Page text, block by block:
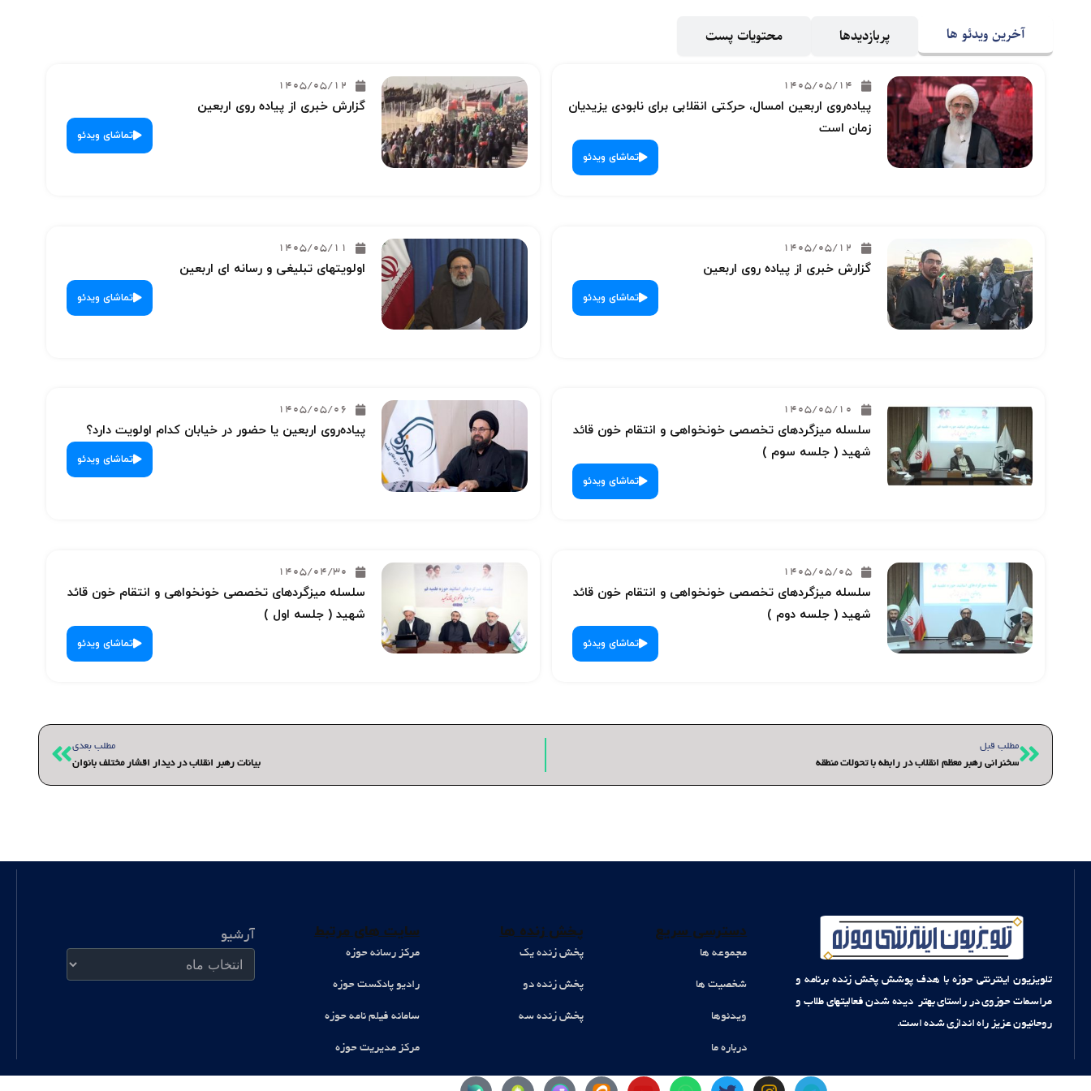
آخرین ویدئو ها پربازدیدها محتویات پست
1405/05/14
پیاده‌روی اربعین امسال، حرکتی انقلابی برای نابودی یزیدیان
زمان است
تماشای ویدئو
1405/05/12
گزارش خبری از پیاده روی اربعین
تماشای ویدئو
1405/05/12
گزارش خبری از پیاده روی اربعین
تماشای ویدئو
1405/05/11
اولویتهای تبلیغی و رسانه ای اربعین
تماشای ویدئو
1405/05/10
سلسله میزگردهای تخصصی خونخواهی و انتقام خون قائد
شهید ( جلسه سوم )
تماشای ویدئو
1405/05/06
پیاده‌روی اربعین یا حضور در خیابان کدام اولویت دارد؟
تماشای ویدئو
1405/05/05
سلسله میزگردهای تخصصی خونخواهی و انتقام خون قائد
شهید ( جلسه دوم )
تماشای ویدئو
1405/04/30
سلسله میزگردهای تخصصی خونخواهی و انتقام خون قائد
شهید ( جلسه اول )
تماشای ویدئو
قبلیمطلب قبل
سخنرانی رهبر معظم انقلاب در رابطه با تحولات منطقه
مطلب بعدی
بیانات رهبر انقلاب در دیدار اقشار مختلف بانوان
بعدی
تلویزیون اینترنتی حوزه با هدف پوشش پخش زنده برنامه و
مراسمات حوزوی در راستای بهتر دیده شدن فعالیتهای طلاب و
روحانیون عزیز راه اندازی شده است.
دسترسی سریع
مجموعه ها
شخصیت ها
ویدئوها
درباره ما
پخش زنده ها
پخش زنده یک
پخش زنده دو
پخش زنده سه
سایت های مرتبط
مرکز رسانه حوزه
رادیو پادکست حوزه
سامانه فیلم نامه حوزه
مرکز مدیریت حوزه
آرشیو
آرشیو
T
I
T
W
Y